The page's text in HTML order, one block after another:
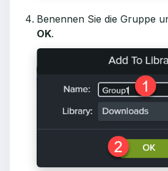
Benennen Sie die Gruppe
OK.